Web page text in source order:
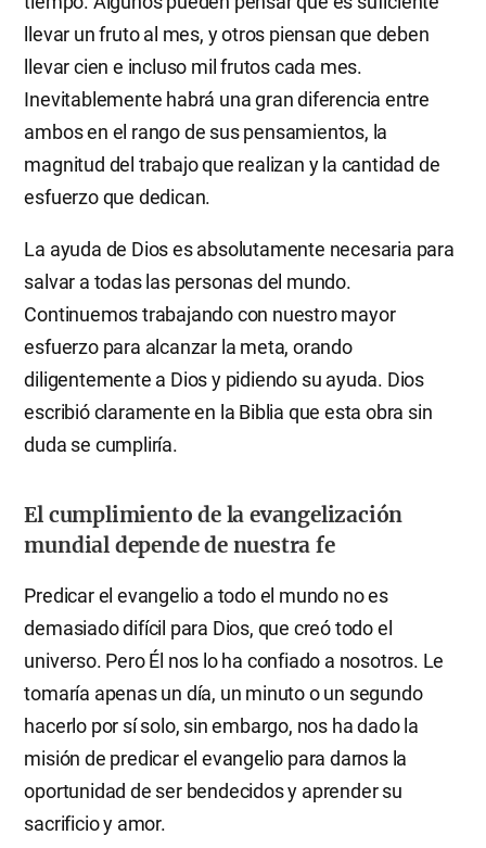
llevar un fruto al mes, y otros piensan que deben
llevar cien e incluso mil frutos cada mes.
Inevitablemente habrá una gran diferencia entre
ambos en el rango de sus pensamientos, la
magnitud del trabajo que realizan y la cantidad de
esfuerzo que dedican.
La ayuda de Dios es absolutamente necesaria para
salvar a todas las personas del mundo.
Continuemos trabajando con nuestro mayor
esfuerzo para alcanzar la meta, orando
diligentemente a Dios y pidiendo su ayuda. Dios
escribió claramente en la Biblia que esta obra sin
duda se cumpliría.
El cumplimiento de la evangelización
mundial depende de nuestra fe
Predicar el evangelio a todo el mundo no es
demasiado difícil para Dios, que creó todo el
universo. Pero Él nos lo ha confiado a nosotros. Le
tomaría apenas un día, un minuto o un segundo
hacerlo por sí solo, sin embargo, nos ha dado la
misión de predicar el evangelio para darnos la
oportunidad de ser bendecidos y aprender su
sacrificio y amor.